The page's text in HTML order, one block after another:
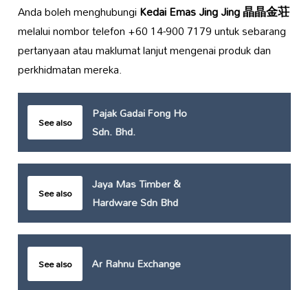
Anda boleh menghubungiKedai Emas Jing Jing 晶晶金荘
melalui nombor telefon +60 14-900 7179 untuk sebarang
pertanyaan atau maklumat lanjut mengenai produk dan
perkhidmatan mereka.
See also
Pajak Gadai Fong Ho
Sdn. Bhd.
See also
Jaya Mas Timber &
Hardware Sdn Bhd
See also Ar Rahnu Exchange